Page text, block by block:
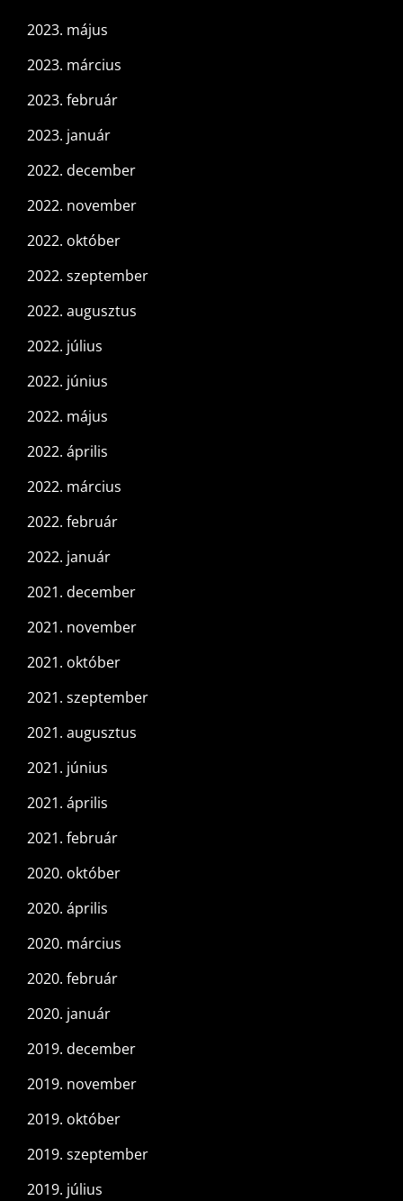
2023. május
2023. március
2023. február
2023. január
2022. december
2022. november
2022. október
2022. szeptember
2022. augusztus
2022. július
2022. június
2022. május
2022. április
2022. március
2022. február
2022. január
2021. december
2021. november
2021. október
2021. szeptember
2021. augusztus
2021. június
2021. április
2021. február
2020. október
2020. április
2020. március
2020. február
2020. január
2019. december
2019. november
2019. október
2019. szeptember
2019. július